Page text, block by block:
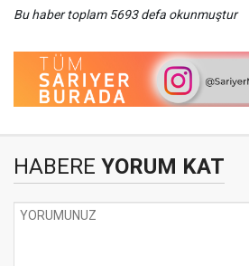
Bu haber toplam 5693 defa okunmuştur
HABERE YORUM KAT